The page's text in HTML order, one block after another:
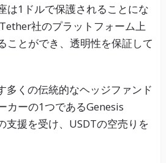
は1ドルで保護されることにな
社のプラットフォーム上
ことができ、透明性を保証して
多くの伝統的なヘッジファンド
カーの1つであるGenesis
援を受け、USDTの空売りを